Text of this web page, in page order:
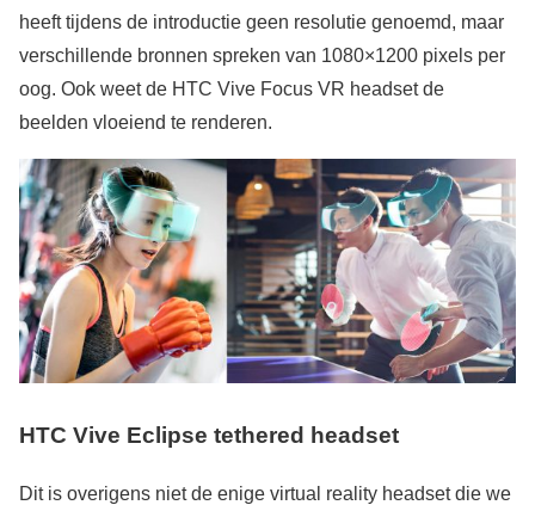
heeft tijdens de introductie geen resolutie genoemd, maar
verschillende bronnen spreken van 1080×1200 pixels per
oog. Ook weet de HTC Vive Focus VR headset de
beelden vloeiend te renderen.
HTC Vive Eclipse tethered headset
Dit is overigens niet de enige virtual reality headset die we